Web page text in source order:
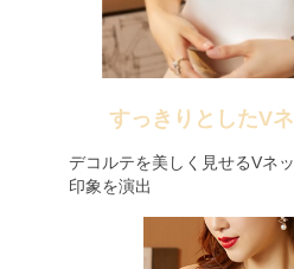
すっきりとしたV
デコルテを美しく見せるVネ
印象を演出